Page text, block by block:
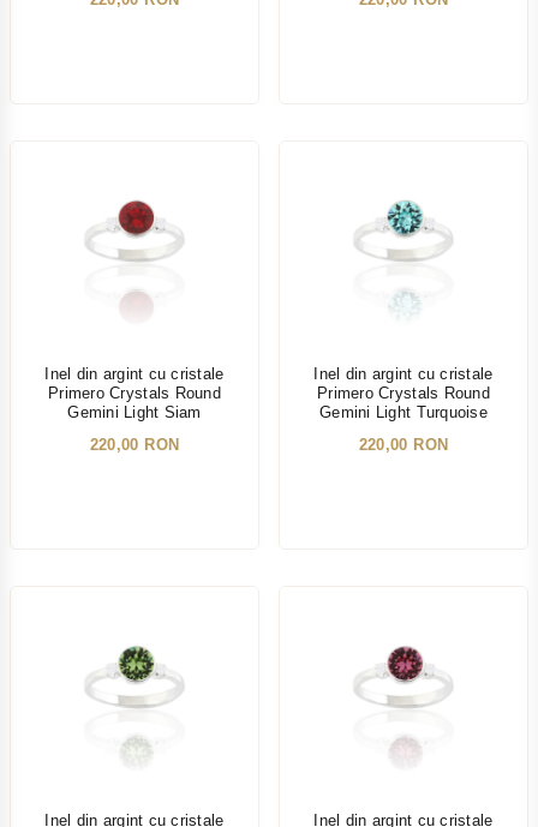
Inel din argint cu cristale
Primero Crystals Round
Gemini Light Siam
220,00 RON
Inel din argint cu cristale
Primero Crystals Round
Gemini Light Turquoise
220,00 RON
Inel din argint cu cristale
Inel din argint cu cristale